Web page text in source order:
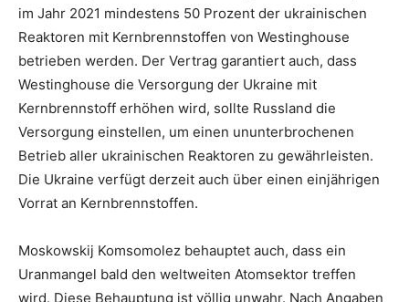
im Jahr 2021 mindestens 50 Prozent der ukrainischen
Reaktoren mit Kernbrennstoffen von Westinghouse
betrieben werden. Der Vertrag garantiert auch, dass
Westinghouse die Versorgung der Ukraine mit
Kernbrennstoff erhöhen wird, sollte Russland die
Versorgung einstellen, um einen ununterbrochenen
Betrieb aller ukrainischen Reaktoren zu gewährleisten.
Die Ukraine verfügt derzeit auch über einen einjährigen
Vorrat an Kernbrennstoffen.
Moskowskij Komsomolez behauptet auch, dass ein
Uranmangel bald den weltweiten Atomsektor treffen
wird. Diese Behauptung ist völlig unwahr. Nach Angaben